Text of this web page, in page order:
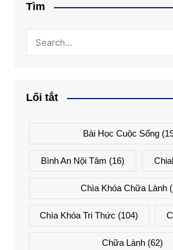
Tìm
Lối tắt
Bài Học Cuộc Sống
Bình An Nội Tâm (16)
Chìa Khóa Chữa Lành
Chìa Khóa Tri Thức (104)
Chữa Lành (62)